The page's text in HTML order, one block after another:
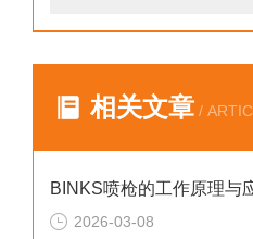
相关文章 /
BINKS喷枪的工作原理与
2026-03-08